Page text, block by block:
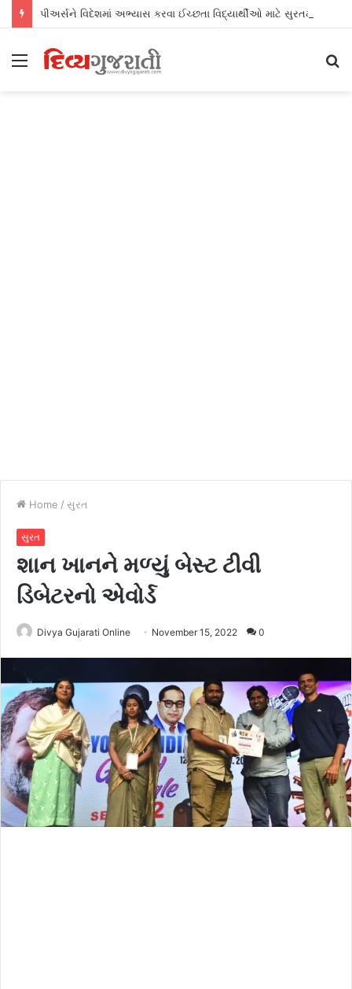
Menu
Home / સુરત
સુરત
શાન ખાનને મળ્યું બેસ્ટ ટીવી
ડિબેટરનો એવોર્ડ
Divya Gujarati Online November 15, 2022 0